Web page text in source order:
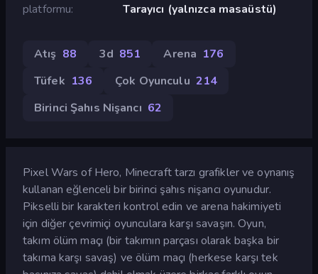
platformu
Tarayıcı (yalnızca masaüstü)
Atış 88 3d 851 Arena 176
Tüfek 136 Çok Oyunculu 214
Birinci Şahıs Nişancı 62
Pixel Wars of Hero, Minecraft tarzı grafikler ve oynanış
kullanan eğlenceli bir birinci şahıs nişancı oyunudur.
Pikselli bir karakteri kontrol edin ve arena hakimiyeti
için diğer çevrimiçi oyunculara karşı savaşın. Oyun,
takım ölüm maçı (bir takımın parçası olarak başka bir
takıma karşı savaş) ve ölüm maçı (herkese karşı tek